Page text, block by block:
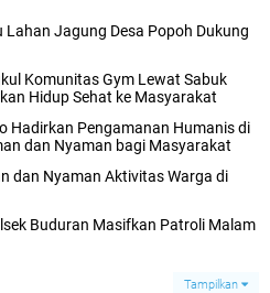
Lahan Jagung Desa Popoh Dukung
Komunitas Gym Lewat Sabuk
Hidup Sehat ke Masyarakat
Hadirkan Pengamanan Humanis di
dan Nyaman bagi Masyarakat
dan Nyaman Aktivitas Warga di
Buduran Masifkan Patroli Malam
Tampilkan